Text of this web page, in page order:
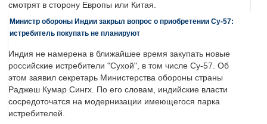
смотрят в сторону Европы или Китая.
Министр обороны Индии закрыл вопрос о приобретении Су-57:
истребитель покупать не планируют
Индия не намерена в ближайшее время закупать новые
российские истребители "Сухой", в том числе Су-57. Об
этом заявил секретарь Министерства обороны страны
Раджеш Кумар Сингх. По его словам, индийские власти
сосредоточатся на модернизации имеющегося парка
истребителей.